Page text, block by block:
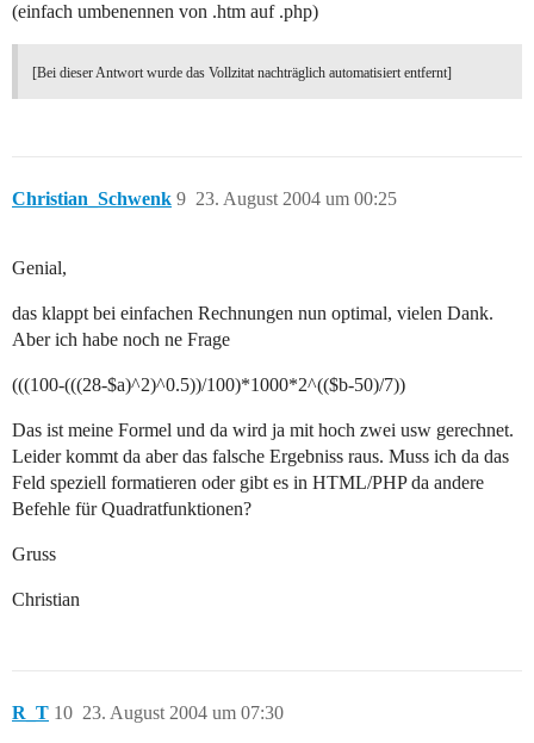
(einfach umbenennen von .htm auf .php)
[Bei dieser Antwort wurde das Vollzitat nachträglich automatisiert entfernt]
Christian_Schwenk 23. August 2004 um 00:25
9
Genial,
das klappt bei einfachen Rechnungen nun optimal, vielen Dank.
Aber ich habe noch ne Frage
(((100-(((28-$a)^2)^0.5))/100)*1000*2^(($b-50)/7))
Das ist meine Formel und da wird ja mit hoch zwei usw gerechnet.
Leider kommt da aber das falsche Ergebniss raus. Muss ich da das
Feld speziell formatieren oder gibt es in HTML/PHP da andere
Befehle für Quadratfunktionen?
Gruss
Christian
R_T 23. August 2004 um 07:30
10